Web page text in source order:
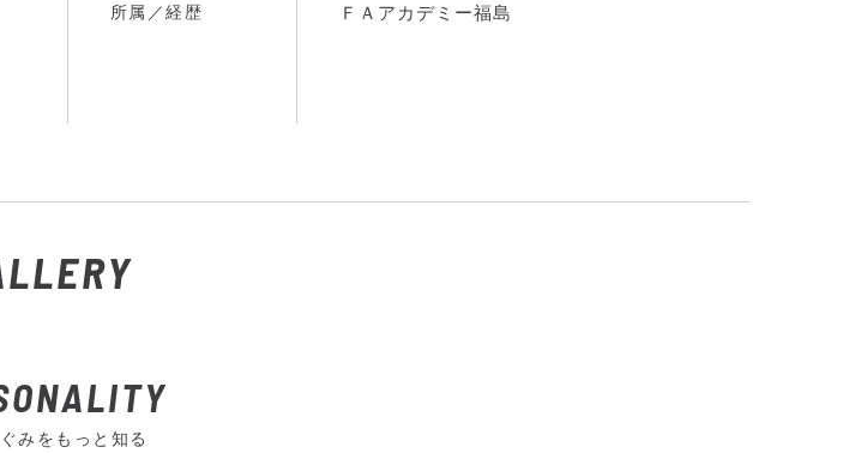
所属／経歴
ＦＡアカデミー福島
みをもっと知る